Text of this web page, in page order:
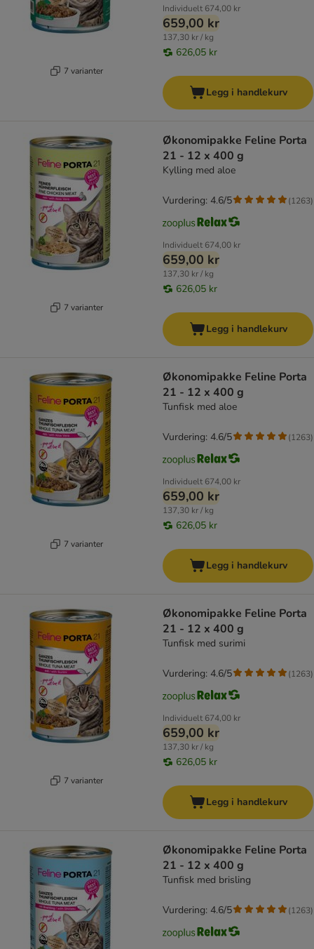
7 varianter
Individuelt 674,00 kr
659,00 kr
137,30 kr / kg
626,05 kr
Legg i handlekurv
7 varianter
Økonomipakke Feline Porta
21 - 12 x 400 g
Kylling med aloe
Individuelt 674,00 kr
659,00 kr
137,30 kr / kg
626,05 kr
Vurdering: 4.6/5 (1263)
Legg i handlekurv
7 varianter
Økonomipakke Feline Porta
21 - 12 x 400 g
Tunfisk med aloe
Individuelt 674,00 kr
659,00 kr
137,30 kr / kg
626,05 kr
Vurdering: 4.6/5 (1263)
Legg i handlekurv
7 varianter
Økonomipakke Feline Porta
21 - 12 x 400 g
Tunfisk med surimi
Individuelt 674,00 kr
659,00 kr
137,30 kr / kg
626,05 kr
Vurdering: 4.6/5 (1263)
Legg i handlekurv
Økonomipakke Feline Porta
21 - 12 x 400 g
Tunfisk med brisling
Vurdering: 4.6/5 (1263)